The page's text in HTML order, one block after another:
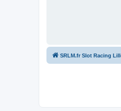
SRLM.fr Slot Racing